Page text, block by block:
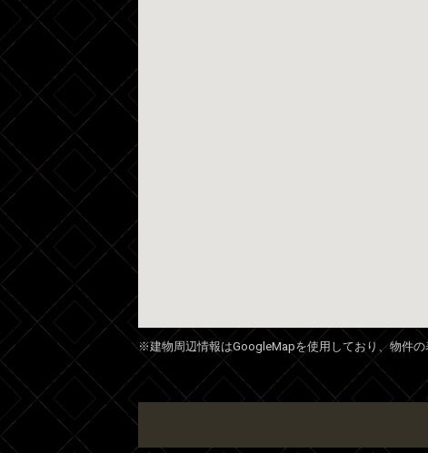
※建物周辺情報はGoogleMapを使用しており、物件の